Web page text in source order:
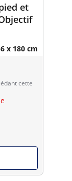
et
x 180 cm
cette